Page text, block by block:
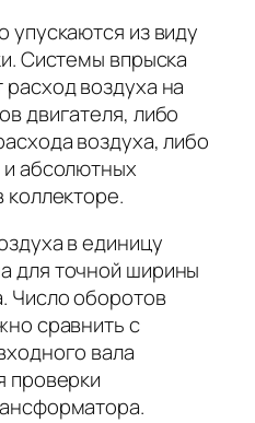
упускаются из виду
Системы впрыска
воздуха на
двигателя, либо
воздуха, либо
абсолютных
коллекторе.
в единицу
для точной ширины
Число оборотов
сравнить с
вала
проверки